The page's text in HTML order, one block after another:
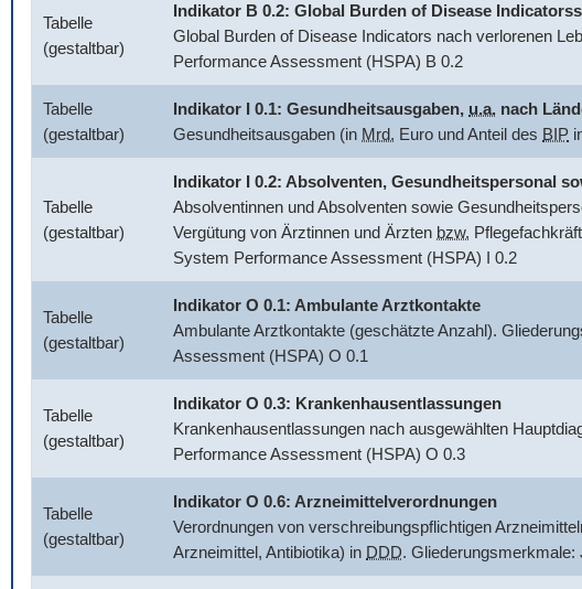
Tabelle
(gestaltbar)
Indikator B 0.2: Global Burden of Disease Indicatorss
Global Burden of Disease Indicators nach verlorenen
Performance Assessment (HSPA) B 0.2
Tabelle
(gestaltbar)
Indikator I 0.1: Gesundheitsausgaben, u.a. nach
Gesundheitsausgaben (in Mrd. Euro und Anteil des BIP
Tabelle
(gestaltbar)
Indikator I 0.2: Absolventen, Gesundheitspersonal
Absolventinnen und Absolventen sowie
Vergütung von Ärztinnen und Ärzten bzw.
System Performance Assessment (HSPA) I 0.2
Tabelle
(gestaltbar)
Indikator O 0.1: Ambulante Arztkontakte
Ambulante Arztkontakte (geschätzte Anzahl).
Assessment (HSPA) O 0.1
Tabelle
(gestaltbar)
Indikator O 0.3: Krankenhausentlassungen
Krankenhausentlassungen nach ausgewählten
Performance Assessment (HSPA) O 0.3
Tabelle
(gestaltbar)
Indikator O 0.6: Arzneimittelverordnungen
Verordnungen von verschreibungspflichtigen
Arzneimittel, Antibiotika) in DDD.